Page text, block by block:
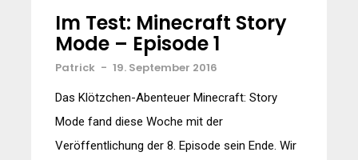
Im Test: Minecraft Story
Mode – Episode 1
Patrick - 19. September 2016
Das Klötzchen-Abenteuer Minecraft: Story
Mode fand diese Woche mit der
Veröffentlichung der 8. Episode sein Ende. Wir